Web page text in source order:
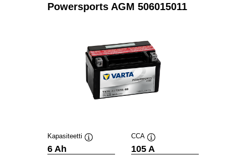
Powersports AGM 506015011
Kapasiteetti
6 Ah
CCA
Työkaluvihje
105 A